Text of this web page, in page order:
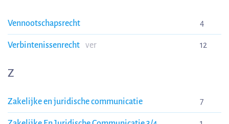
Vennootschapsrecht 4
Verbintenissenrecht ver 12
Z
Zakelijke en juridische communicatie 7